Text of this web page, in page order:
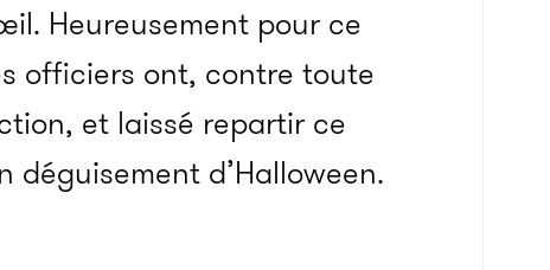
Heureusement pour ce
officiers ont, contre toute
et laissé repartir ce
d’Halloween.